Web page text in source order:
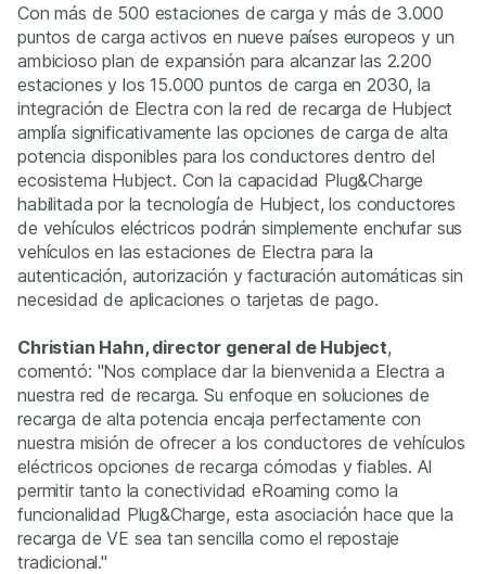
Con más de 500 estaciones de carga y más de 3.000
puntos de carga activos en nueve países europeos y un
ambicioso plan de expansión para alcanzar las 2.200
estaciones y los 15.000 puntos de carga en 2030, la
integración de Electra con la red de recarga de Hubject
amplía significativamente las opciones de carga de alta
potencia disponibles para los conductores dentro del
ecosistema Hubject. Con la capacidad Plug&Charge
habilitada por la tecnología de Hubject, los conductores
de vehículos eléctricos podrán simplemente enchufar sus
vehículos en las estaciones de Electra para la
autenticación, autorización y facturación automáticas sin
necesidad de aplicaciones o tarjetas de pago.
Christian Hahn, director general de Hubject,
comentó: "Nos complace dar la bienvenida a Electra a
nuestra red de recarga. Su enfoque en soluciones de
recarga de alta potencia encaja perfectamente con
nuestra misión de ofrecer a los conductores de vehículos
eléctricos opciones de recarga cómodas y fiables. Al
permitir tanto la conectividad eRoaming como la
funcionalidad Plug&Charge, esta asociación hace que la
recarga de VE sea tan sencilla como el repostaje
tradicional."